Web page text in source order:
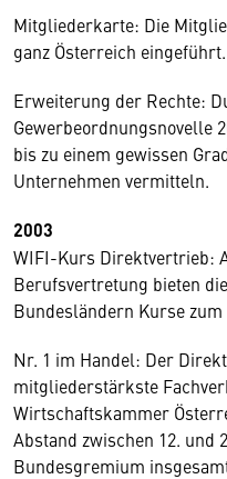
Mitgliederkarte: Die
ganz Österreich eingeführt.
Erweiterung der Rechte:
Gewerbeordnungsnovelle
bis zu einem gewissen
Unternehmen vermitteln.
2003
WIFI-Kurs Direktvertrieb:
Berufsvertretung bieten
Bundesländern Kurse
Nr. 1 im Handel: Der
mitgliederstärkste
Wirtschaftskammer
Abstand zwischen 12. und
Bundesgremium